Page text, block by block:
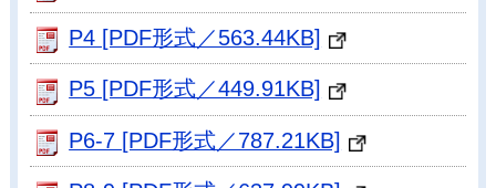
P4 [PDF形式／563.44KB]
P5 [PDF形式／449.91KB]
P6-7 [PDF形式／787.21KB]